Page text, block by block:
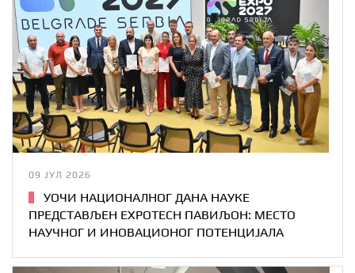
09 ЈУЛ 2026
УОЧИ НАЦИОНАЛНОГ ДАНА НАУКЕ
ПРЕДСТАВЉЕН EXPOTECH ПАВИЉОН: МЕСТО
НАУЧНОГ И ИНОВАЦИОНОГ ПОТЕНЦИЈАЛА